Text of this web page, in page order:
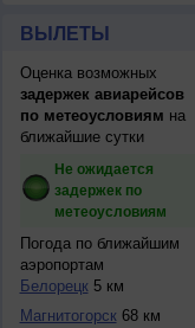
ВЫЛЕТЫ
Оценка возможных
задержек авиарейсов
по метеоусловиям на
ближайшие сутки
Не ожидается
задержек по
метеоусловиям
Погода по ближайшим
аэропортам
Белорецк5 км
Магнитогорск68 км